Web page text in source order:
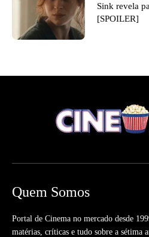
Sink revela
[SPOILER]
Quem Somos
Portal de Cinema no mercado desde
matérias, críticas e tudo sobre a sétima